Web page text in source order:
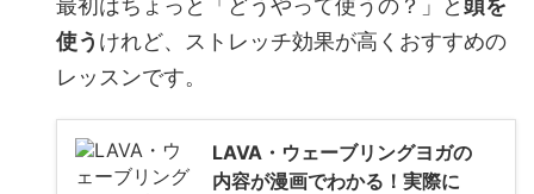
最初はちょっと「どうやって使うの？」と頭を
使う けれど、ストレッチ効果が高くおすすめの
レッスンです。
LAVA・ウェーブリングヨガの
内容が漫画でわかる！実際に